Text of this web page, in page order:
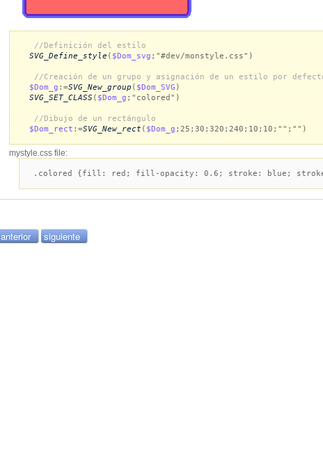
//Definición del estilo
SVG_Define_style ( $Dom_svg ;"#dev/monstyle.css")
//Creación de un grupo y asignación de un estilo por
$Dom_g :=SVG_New_group ( $Dom_SVG )
SVG_SET_CLASS ( $Dom_g ;"colored")
//Dibujo de un rectángulo
$Dom_rect :=SVG_New_rect ( $Dom_g ;25;30;320;240;10;10;"";"")
mystyle.css file:
.colored {fill: red; fill-opacity: 0.6; stroke: blue;
anterior siguiente